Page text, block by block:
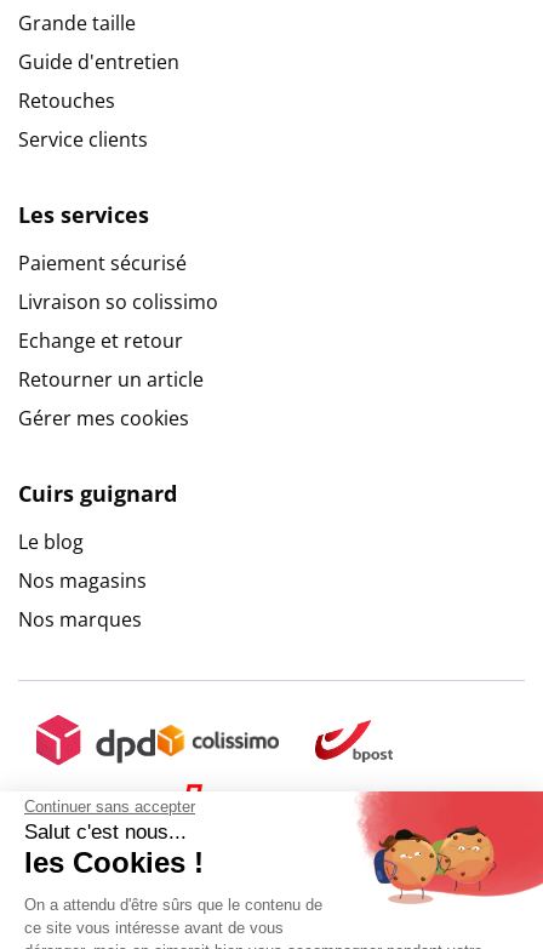
Continuer sans accepter
Salut c'est nous...
les Cookies !
On a attendu d'être sûrs que le contenu de
ce site vous intéresse avant de vous
Grande taille
Guide d'entretien
Retouches
Service clients
Les services
Paiement sécurisé
Livraison so colissimo
Echange et retour
Retourner un article
Gérer mes cookies
Cuirs guignard
Le blog
Nos magasins
Nos marques